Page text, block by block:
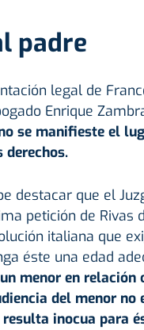
padre
legal de
Enrique
se manifieste el
derechos.
destacar que el
petición de Rivas
italiana que
éste una edad
menor en
del menor no
inocua para